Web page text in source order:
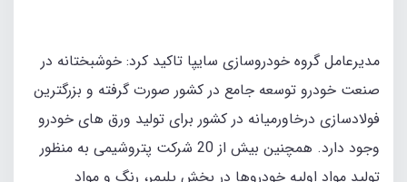
مدیرعامل گروه خودروسازی سایپا تاکید کرد: خوشبختانه در
صنعت خودرو توسعه جامع در کشور صورت گرفته و بزرگترین
فولادسازی درخاورمیانه در کشور برای تولید ورق های خودرو
وجود دارد. همچنین بیش از 20 شرکت پتروشیمی به منظور
تولید مواد اولیه خودروها در بخش پلیمر، رنگ و مواد